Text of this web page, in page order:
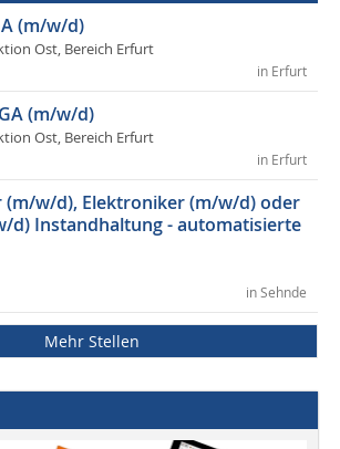
(m/w/d)
Ost, Bereich Erfurt
in Erfurt
(m/w/d)
Ost, Bereich Erfurt
in Erfurt
w/d), Elektroniker (m/w/d) oder
d) Instandhaltung - automatisierte
in Sehnde
Mehr Stellen